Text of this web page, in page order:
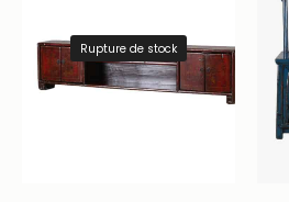
Rupture de stock